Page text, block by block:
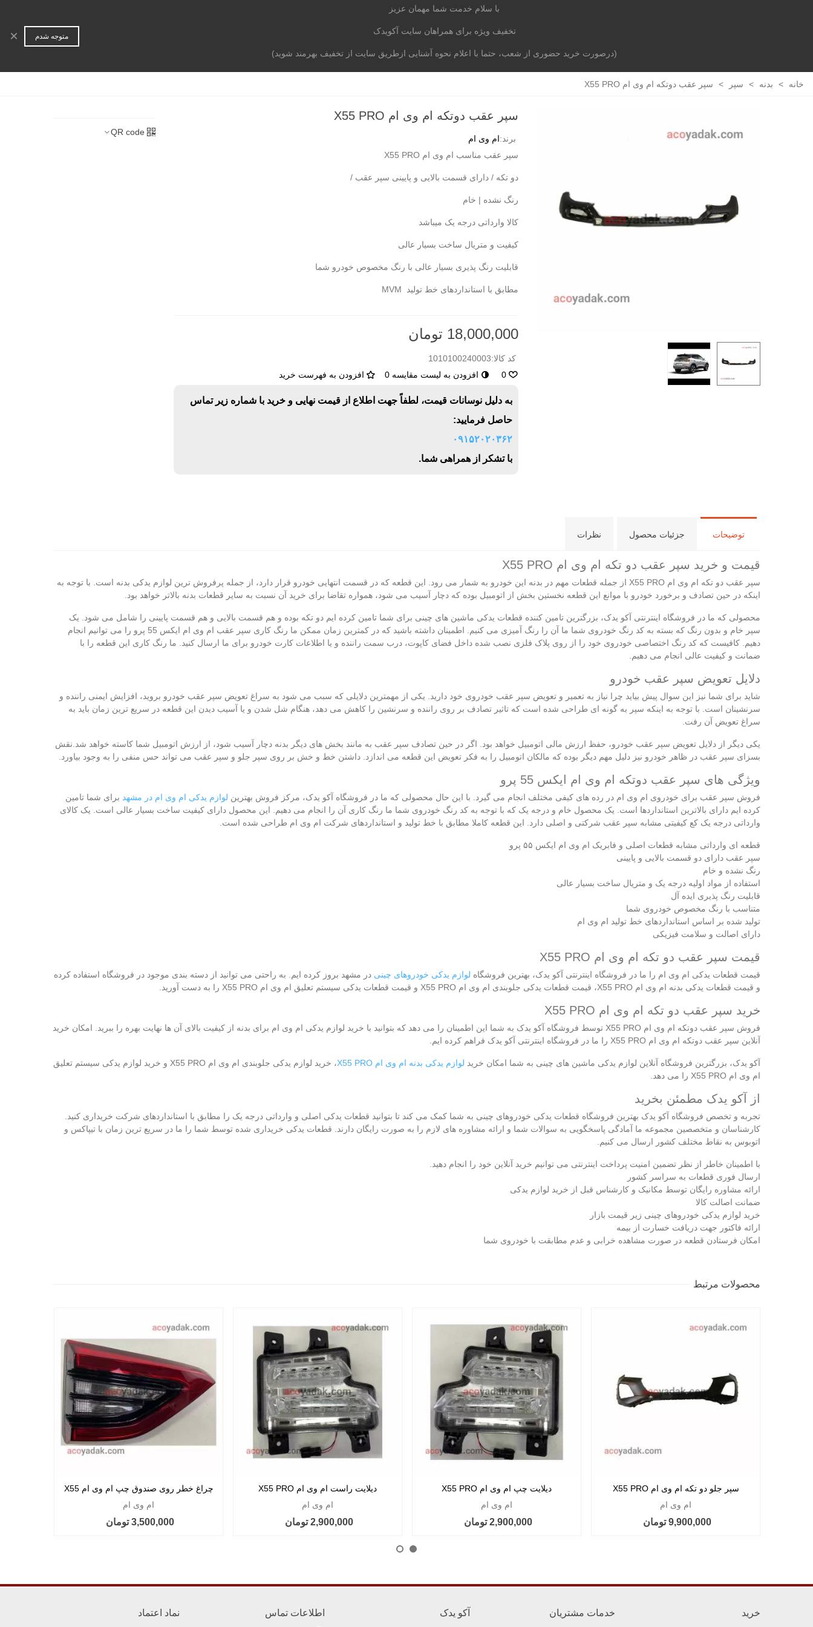
جلوبندی و تعلیق موتوری برند خودرو آکومگ لیست شعب تماس با ما
خانه > بدنه > سپر > سپر عقب دوتکه ام وی ام X55 PRO
سپر عقب دوتکه ام وی ام X55 PRO
برند:ام وی ام
سپر عقب مناسب ام وی ام X55 PRO
دو تکه / دارای قسمت بالایی و پایینی سپر عقب /
رنگ نشده | خام
کالا وارداتی درجه یک میباشد
کیفیت و متریال ساخت بسیار عالی
قابلیت رنگ پذیری بسیار عالی با رنگ مخصوص خودرو شما
مطابق با استانداردهای خط تولید MVM
18,000,000 تومان
کد کالا:1010100240003
0
افزودن به لیست مقایسه 0 افزودن به فهرست خرید
به دلیل نوسانات قیمت، لطفاً جهت اطلاع از قیمت نهایی و خرید با شماره زیر تماس
حاصل فرمایید:
۰۹۱۵۲۰۲۰۳۶۲
با تشکر از همراهی شما.
QR code
توضیحات جزئیات محصول نظرات
قیمت و خرید سپر عقب دو تکه ام وی ام X55 PRO
سپر عقب دو تکه ام وی ام X55 PRO از جمله قطعات مهم در بدنه این خودرو به شمار می‌ رود. این قطعه که در قسمت انتهایی خودرو قرار دارد، از جمله پرفروش‌ ترین لوازم یدکی بدنه است. با توجه به
اینکه در حین تصادف و برخورد خودرو با موانع این قطعه نخستین بخش از اتومبیل بوده که دچار آسیب می‌ شود، همواره تقاضا برای خرید آن نسبت به سایر قطعات بدنه بالاتر خواهد بود.
محصولی که ما در فروشگاه اینترنتی آکو یدک، بزرگترین تامین کننده قطعات یدکی ماشین‌ های چینی برای شما تامین کرده‌ ایم دو تکه بوده و هم قسمت بالایی و هم قسمت پایینی را شامل می‌ شود. یک
سپر خام و بدون رنگ که بسته به کد رنگ خودروی شما ما آن را رنگ آمیزی می‌ کنیم. اطمینان داشته باشید که در کمترین زمان ممکن ما رنگ کاری سپر عقب ام وی ام ایکس 55 پرو را می‌ توانیم انجام
دهیم. کافیست که کد رنگ اختصاصی خودروی خود را از روی پلاک فلزی نصب شده داخل فضای کاپوت، درب سمت راننده و یا اطلاعات کارت خودرو برای ما ارسال کنید. ما رنگ کاری این قطعه را با
ضمانت و کیفیت عالی انجام می‌ دهیم.
دلایل تعویض سپر عقب خودرو
شاید برای شما نیز این سوال پیش بیاید چرا نیاز به تعمیر و تعویض سپر عقب خودروی خود دارید. یکی از مهمترین دلایلی که سبب می‌ شود به سراغ تعویض سپر عقب خودرو بروید، افزایش ایمنی راننده و
سرنشینان است. با توجه به اینکه سپر به گونه‌ ای طراحی شده است که تاثیر تصادف بر روی راننده و سرنشین را کاهش می دهد، هنگام شل شدن و یا آسیب دیدن این قطعه در سریع‌ ترین زمان باید به
سراغ تعویض آن رفت.
یکی دیگر از دلایل تعویض سپر عقب خودرو، حفظ ارزش مالی اتومبیل خواهد بود. اگر در حین تصادف سپر عقب به مانند بخش‌ های دیگر بدنه دچار آسیب شود، از ارزش اتومبیل شما کاسته خواهد شد.نقش
بسزای سپر عقب در ظاهر خودرو نیز دلیل مهم دیگر بوده که مالکان اتومبیل را به فکر تعویض این قطعه می‌ اندازد. داشتن خط و خش بر روی سپر جلو و سپر عقب می‌ تواند حس منفی را به وجود بیاورد.
ویژگی‌ های سپر عقب دوتکه ام وی ام ایکس 55 پرو
فروش سپر عقب برای خودروی ام وی ام در رده‌ های کیفی مختلف انجام می‌ گیرد. با این حال محصولی که ما در فروشگاه آکو یدک، مرکز فروش بهترین لوازم یدکی ام وی ام در مشهد برای شما تامین
کرده‌ ایم دارای بالاترین استانداردها است. یک محصول خام و درجه یک که با توجه به کد رنگ خودروی شما ما رنگ‌ کاری آن را انجام می‌ دهیم. این محصول دارای کیفیت ساخت بسیار عالی است. یک کالای
وارداتی درجه یک کع کیفیتی مشابه سپر عقب شرکتی و اصلی دارد. این قطعه کاملا مطابق با خط تولید و استانداردهای شرکت ام وی ام طراحی شده است.
قطعه‌ ای وارداتی مشابه قطعات اصلی و فابریک ام وی ام ایکس ۵۵ پرو
سپر عقب دارای دو قسمت بالایی و پایینی
رنگ نشده و خام
استفاده از مواد اولیه درجه یک و متریال ساخت بسیار عالی
قابلیت رنگ پذیری ایده آل
متناسب با رنگ مخصوص خودروی شما
تولید شده بر اساس استانداردهای خط تولید ام وی ام
دارای اصالت و سلامت فیزیکی
قیمت سپر عقب دو تکه ام وی ام X55 PRO
قیمت قطعات یدکی ام وی ام را ما در فروشگاه اینترنتی آکو یدک، بهترین فروشگاه لوازم یدکی خودروهای چینی در مشهد بروز کرده‌ ایم. به راحتی می‌ توانید از دسته‌ بندی موجود در فروشگاه استفاده کرده
و قیمت قطعات یدکی بدنه ام وی ام X55 PRO، قیمت قطعات یدکی جلوبندی ام وی ام X55 PRO و قیمت قطعات یدکی سیستم تعلیق ام وی ام X55 PRO را به دست آورید.
خرید سپر عقب دو تکه ام وی ام X55 PRO
فروش سپر عقب دوتکه ام وی ام X55 PRO توسط فروشگاه آکو یدک به شما این اطمینان را می‌ دهد که بتوانید با خرید لوازم یدکی ام وی ام برای بدنه از کیفیت بالای آن ها نهایت بهره را ببرید. امکان خرید
آنلاین سپر عقب دوتکه ام وی ام X55 PRO را ما در فروشگاه اینترنتی آکو یدک فراهم کرده‌ ایم.
آکو یدک، بزرگترین فروشگاه آنلاین لوازم یدکی ماشین‌ های چینی به شما امکان خرید لوازم یدکی بدنه ام وی ام X55 PRO
، خرید لوازم یدکی جلوبندی ام وی ام X55 PRO و خرید لوازم یدکی سیستم تعلیق
ام وی ام X55 PRO را می‌ دهد.
از آکو یدک مطمئن بخرید
تجربه و تخصص فروشگاه آکو یدک بهترین فروشگاه قطعات یدکی خودروهای چینی به شما کمک می‌ کند تا بتوانید قطعات یدکی اصلی و وارداتی درجه یک را مطابق با استانداردهای شرکت خریداری کنید.
کارشناسان و متخصصین مجموعه ما آمادگی پاسخگویی به سوالات شما و ارائه مشاوره‌ های لازم را به صورت رایگان دارند. قطعات یدکی خریداری شده توسط شما را ما در سریع‌ ترین زمان با تیپاکس و
اتوبوس به نقاط مختلف کشور ارسال می‌ کنیم.
با اطمینان خاطر از نظر تضمین امنیت پرداخت اینترنتی می‌ توانیم خرید آنلاین خود را انجام دهید.
ارسال فوری قطعات به سراسر کشور
ارائه مشاوره رایگان توسط مکانیک و کارشناس قبل از خرید لوازم یدکی
ضمانت اصالت کالا
خرید لوازم یدکی خودروهای چینی زیر قیمت بازار
ارائه فاکتور جهت دریافت خسارت از بیمه
امکان فرستادن قطعه در صورت مشاهده خرابی و عدم مطابقت با خودروی شما
محصولات مرتبط
سپر جلو دو تکه ام وی ام X55 PRO
ام وی ام
9,900,000 تومان
دیلایت چپ ام وی ام X55 PRO
ام وی ام
2,900,000 تومان
دیلایت راست ام وی ام X55 PRO
ام وی ام
2,900,000 تومان
چراغ خطر روی صندوق چپ ام وی ام X55
PRO
ام وی ام
3,500,000 تومان
خرید خدمات مشتریان آکو یدک اطلاعات تماس نماد اعتماد
با سلام خدمت شما مهمان عزیز
تخفیف ویژه برای همراهان سایت آکویدک
(درصورت خرید حضوری از شعب، حتما با اعلام نحوه آشنایی ازطریق سایت از تخفیف بهرمند شوید)
متوجه شدم ×